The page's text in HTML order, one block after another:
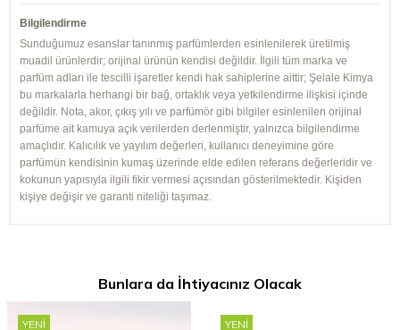
Bilgilendirme
Sunduğumuz esanslar tanınmış parfümlerden esinlenilerek üretilmiş
muadil ürünlerdir; orijinal ürünün kendisi değildir. İlgili tüm marka ve
parfüm adları ile tescilli işaretler kendi hak sahiplerine aittir; Şelale Kimya
bu markalarla herhangi bir bağ, ortaklık veya yetkilendirme ilişkisi içinde
değildir. Nota, akor, çıkış yılı ve parfümör gibi bilgiler esinlenilen orijinal
parfüme ait kamuya açık verilerden derlenmiştir, yalnızca bilgilendirme
amaçlıdır. Kalıcılık ve yayılım değerleri, kullanıcı deneyimine göre
parfümün kendisinin kumaş üzerinde elde edilen referans değerleridir ve
kokunun yapısıyla ilgili fikir vermesi açısından gösterilmektedir. Kişiden
kişiye değişir ve garanti niteliği taşımaz.
Bunlara da İhtiyacınız Olacak
YENI YENI